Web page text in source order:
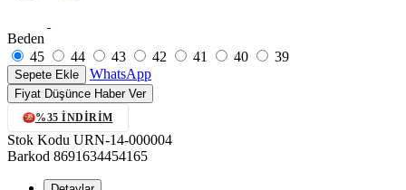
Beden
45
44 43 42 41 40 39
Sepete Ekle WhatsApp
Fiyat Düşünce Haber Ver
%35 İNDIRIM
Stok Kodu URN-14-000004
Barkod 8691634454165